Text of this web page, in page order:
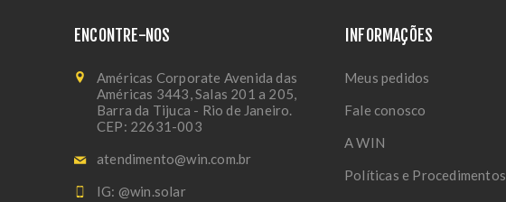
ENCONTRE-NOS
Américas Corporate Avenida das
Américas 3443, Salas 201 a 205,
Barra da Tijuca - Rio de Janeiro.
CEP: 22631-003
atendimento@win.com.br
IG: @win.solar
INFORMAÇÕES
Meus pedidos
Fale conosco
A WIN
Políticas e Procedimentos